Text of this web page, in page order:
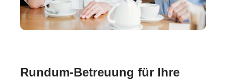
Rundum-Betreuung für Ihre